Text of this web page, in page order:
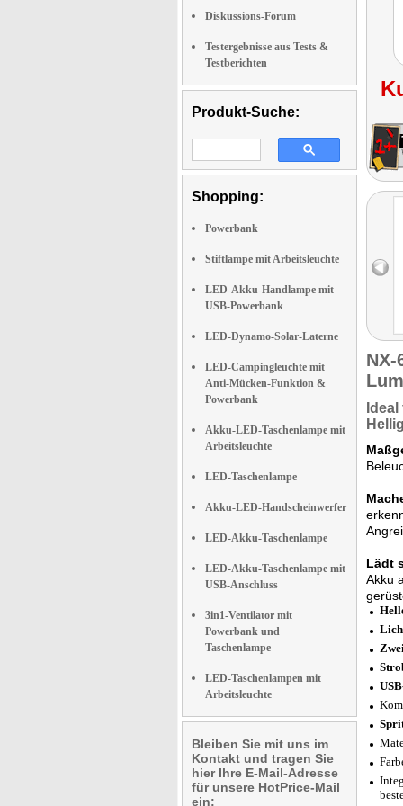
Diskussions-Forum
Testergebnisse aus Tests &
Testberichten
Produkt-Suche:
Shopping:
Powerbank
Stiftlampe mit Arbeitsleuchte
LED-Akku-Handlampe mit
USB-Powerbank
LED-Dynamo-Solar-Laterne
LED-Campingleuchte mit
Anti-Mücken-Funktion &
Powerbank
Akku-LED-Taschenlampe mit
Arbeitsleuchte
LED-Taschenlampe
Akku-LED-Handscheinwerfer
LED-Akku-Taschenlampe
LED-Akku-Taschenlampe mit
USB-Anschluss
3in1-Ventilator mit
Powerbank und
Taschenlampe
LED-Taschenlampen mit
Arbeitsleuchte
Bleiben Sie mit uns im
Kontakt und tragen Sie
hier Ihre E-Mail-Adresse
für unsere HotPrice-Mail
ein:
Lädt
Akku